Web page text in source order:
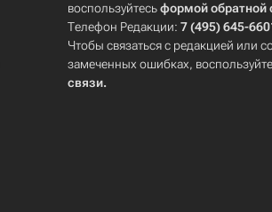
воспользуйтесьформой обратной
Телефон Редакции:7 (495) 645-
Чтобы связаться с редакцией или
замеченных ошибках,
связи.